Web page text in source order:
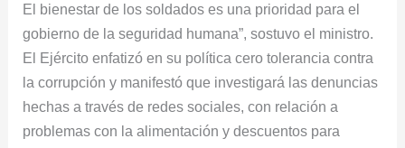
El bienestar de los soldados es una prioridad para el
gobierno de la seguridad humana”, sostuvo el ministro.
El Ejército enfatizó en su política cero tolerancia contra
la corrupción y manifestó que investigará las denuncias
hechas a través de redes sociales, con relación a
problemas con la alimentación y descuentos para